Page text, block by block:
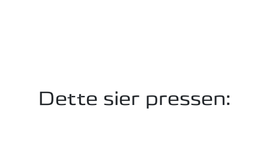
Dette sier pressen: